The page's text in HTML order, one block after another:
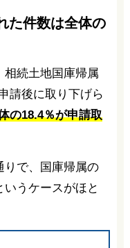
た件数は全体の
相続土地国庫帰属
請後に取り下げら
の18.4％が申請取
りで、国庫帰属の
うケースがほと